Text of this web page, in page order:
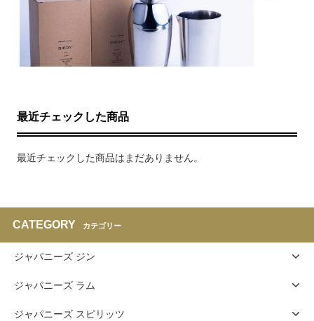
最近チェックした商品
最近チェックした商品はまだありません。
CATEGORY カテゴリー
ジャパニーズ ジン
ジャパニーズ ラム
ジャパニーズ スピリッツ